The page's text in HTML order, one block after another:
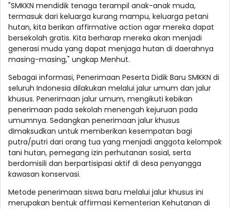
"SMKKN mendidik tenaga terampil anak-anak muda,
termasuk dari keluarga kurang mampu, keluarga petani
hutan, kita berikan affirmative action agar mereka dapat
bersekolah gratis. Kita berharap mereka akan menjadi
generasi muda yang dapat menjaga hutan di daerahnya
masing-masing," ungkap Menhut.
Sebagai informasi, Penerimaan Peserta Didik Baru SMKKN di
seluruh Indonesia dilakukan melalui jalur umum dan jalur
khusus. Penerimaan jalur umum, mengikuti kebikan
penerimaan pada sekolah menengah kejuruan pada
umumnya. Sedangkan penerimaan jalur khusus
dimaksudkan untuk memberikan kesempatan bagi
putra/putri dari orang tua yang menjadi anggota kelompok
tani hutan, pemegang izin perhutanan sosial, serta
berdomisili dan berpartisipasi aktif di desa penyangga
kawasan konservasi.
Metode penerimaan siswa baru melalui jalur khusus ini
merupakan bentuk affirmasi Kementerian Kehutanan di